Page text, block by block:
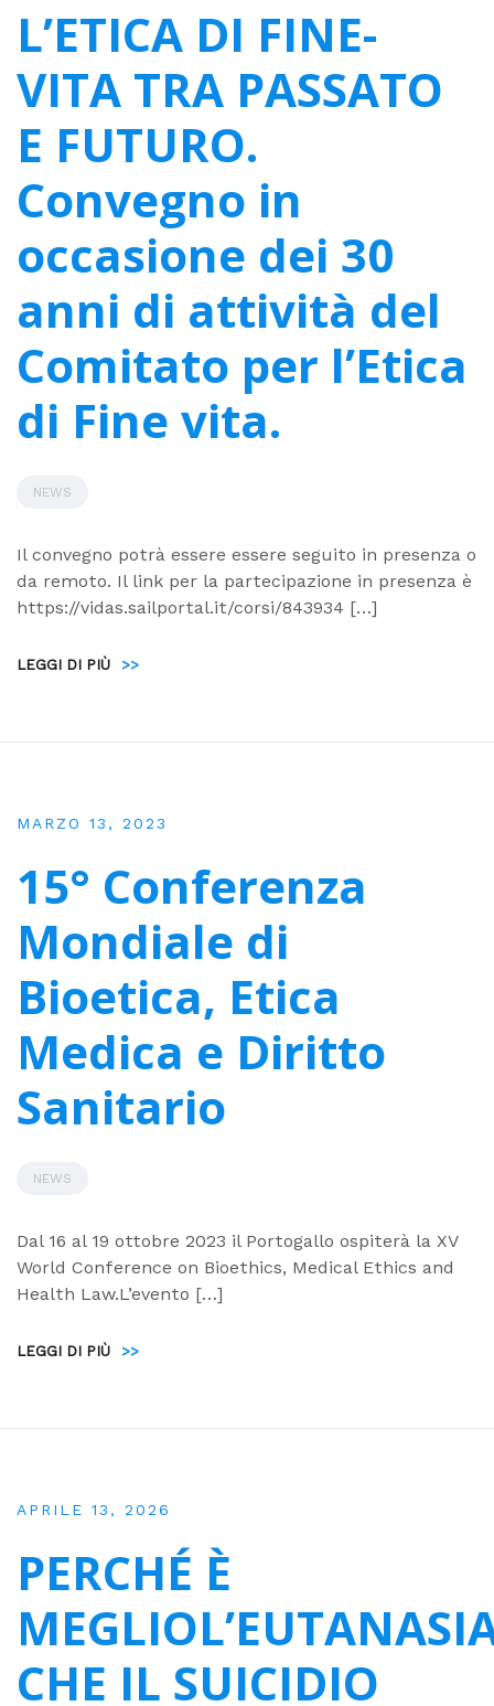
L’ETICA DI FINE-
VITA TRA PASSATO
E FUTURO.
Convegno in
occasione dei 30
anni di attività del
Comitato per l’Etica
di Fine vita.
NEWS
Il convegno potrà essere essere seguito in presenza o
da remoto. Il link per la partecipazione in presenza è
https://vidas.sailportal.it/corsi/843934 […]
LEGGI DI PIÙ >>
MARZO 13, 2023
15° Conferenza
Mondiale di
Bioetica, Etica
Medica e Diritto
Sanitario
NEWS
Dal 16 al 19 ottobre 2023 il Portogallo ospiterà la XV
World Conference on Bioethics, Medical Ethics and
Health Law.L’evento […]
LEGGI DI PIÙ >>
APRILE 13, 2026
PERCHÉ È
CHE IL SUICIDIO